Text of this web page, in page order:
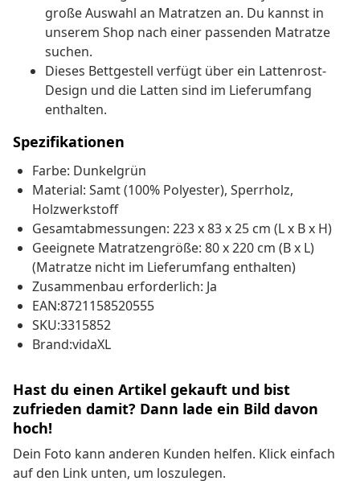
große Auswahl an Matratzen an. Du kannst in
unserem Shop nach einer passenden Matratze
suchen.
Dieses Bettgestell verfügt über ein Lattenrost-
Design und die Latten sind im Lieferumfang
enthalten.
Spezifikationen
Farbe: Dunkelgrün
Material: Samt (100% Polyester), Sperrholz,
Holzwerkstoff
Gesamtabmessungen: 223 x 83 x 25 cm (L x B x H)
Geeignete Matratzengröße: 80 x 220 cm (B x L)
(Matratze nicht im Lieferumfang enthalten)
Zusammenbau erforderlich: Ja
EAN:8721158520555
SKU:3315852
Brand:vidaXL
Hast du einen Artikel gekauft und bist
zufrieden damit? Dann lade ein Bild davon
hoch!
Dein Foto kann anderen Kunden helfen. Klick einfach
auf den Link unten, um loszulegen.